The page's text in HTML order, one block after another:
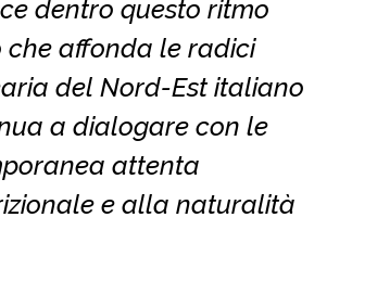
dentro questo ritmo
che affonda le radici
del Nord-Est italiano
a dialogare con le
attenta
e alla naturalità